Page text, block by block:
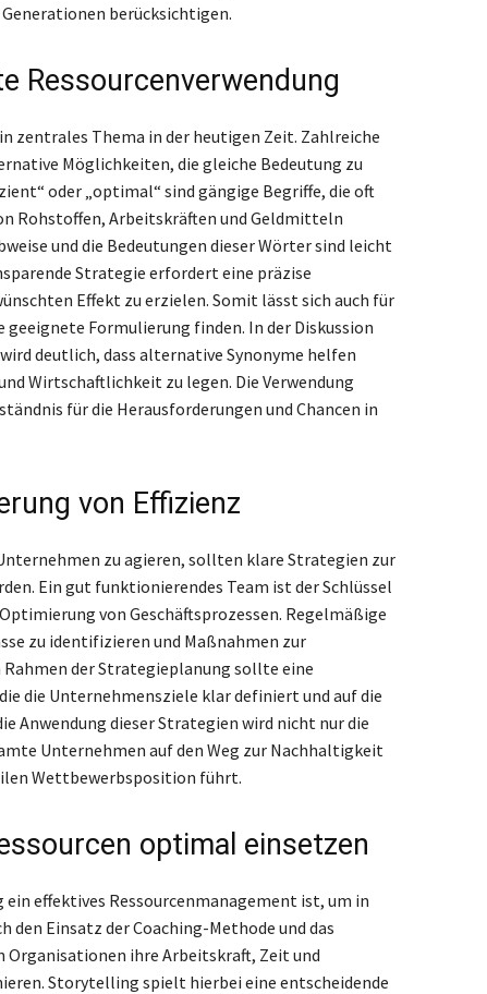
berücksichtigen.
Ressourcenverwendung
zentrales Thema in der heutigen Zeit. Zahlreiche
Möglichkeiten, die gleiche Bedeutung zu
oder „optimal“ sind gängige Begriffe, die oft
Rohstoffen, Arbeitskräften und Geldmitteln
und die Bedeutungen dieser Wörter sind leicht
Strategie erfordert eine präzise
Effekt zu erzielen. Somit lässt sich auch für
geeignete Formulierung finden. In der Diskussion
deutlich, dass alternative Synonyme helfen
Wirtschaftlichkeit zu legen. Die Verwendung
für die Herausforderungen und Chancen in
von Effizienz
zu agieren, sollten klare Strategien zur
Ein gut funktionierendes Team ist der Schlüssel
von Geschäftsprozessen. Regelmäßige
zu identifizieren und Maßnahmen zur
der Strategieplanung sollte eine
die Unternehmensziele klar definiert und auf die
Anwendung dieser Strategien wird nicht nur die
Unternehmen auf den Weg zur Nachhaltigkeit
Wettbewerbsposition führt.
optimal einsetzen
effektives Ressourcenmanagement ist, um in
den Einsatz der Coaching-Methode und das
Organisationen ihre Arbeitskraft, Zeit und
Storytelling spielt hierbei eine entscheidende